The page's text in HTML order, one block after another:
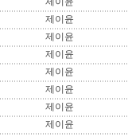
제이윤
제이윤
제이윤
제이윤
제이윤
제이윤
제이윤